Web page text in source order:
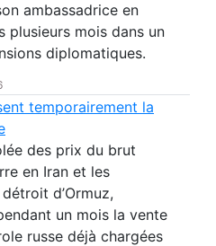
ambassadrice en
plusieurs mois dans un
diplomatiques.
temporairement la
des prix du brut
en Iran et les
d’Ormuz,
un mois la vente
russe déjà chargées